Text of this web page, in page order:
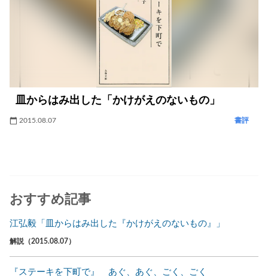
皿からはみ出した「かけがえのないもの」
2015.08.07 書評
おすすめ記事
江弘毅「皿からはみ出した『かけがえのないもの』」
解説（2015.08.07）
『ステーキを下町で』 あぐ、あぐ、ごく、ごく